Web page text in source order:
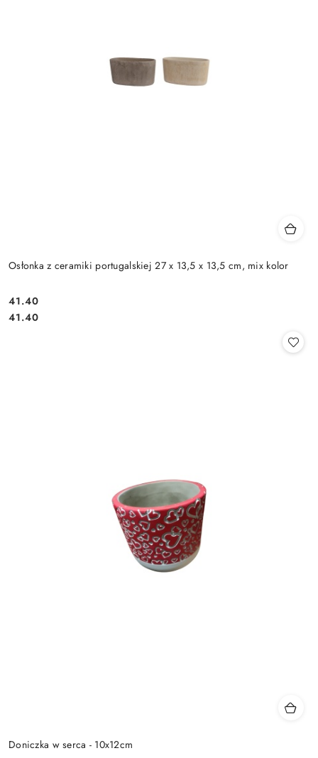
Osłonka z ceramiki portugalskiej 27 x 13,5 x 13,5 cm, mix kolor
Cena:
41.40
Cena:
41.40
Doniczka w serca - 10x12cm